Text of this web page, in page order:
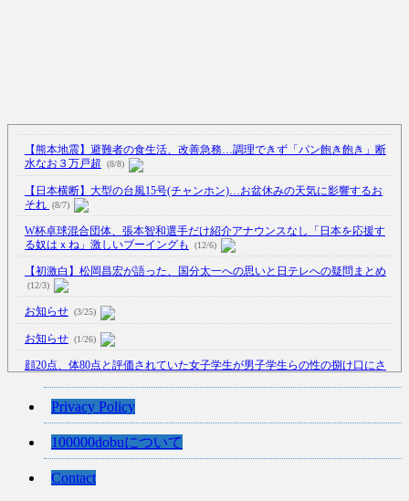
【熊本地震】避難者の食生活、改善急務…調理できず「パン飽き飽き」断
水なお３万戸超
(8/8)
【日本横断】大型の台風15号(チャンホン)…お盆休みの天気に影響するお
それ (8/7)
W杯卓球混合団体、張本智和選手だけ紹介アナウンスなし「日本を応援す
る奴はｘね」激しいブーイングも
(12/6)
【初激白】松岡昌宏が語った、国分太一への思いと日テレへの疑問まとめ
(12/3)
お知らせ (3/25)
お知らせ (1/26)
顔20点、体80点と評価されていた女子学生が男子学生らの性の捌け口にさ
【中国】処理水の問題化狙うも不発？ASEAN関連会合で賛同広がらず
【韓国】54.1％「IAEA報告書を信用しない」
Privacy Policy
100000dobuについて
Contact